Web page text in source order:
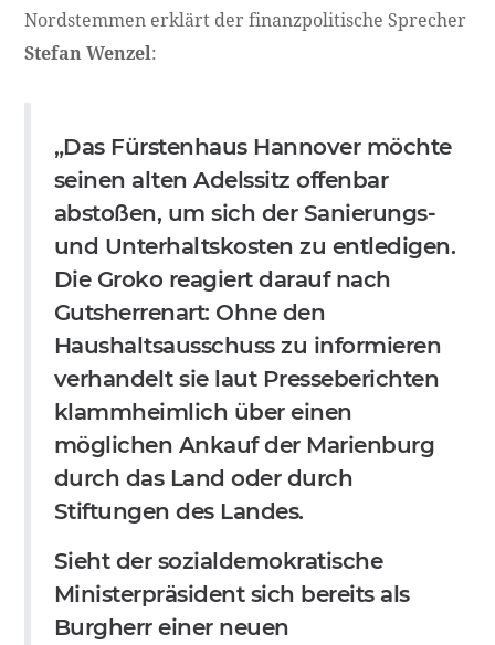
Nordstemmen erklärt der finanzpolitische Sprecher
Stefan Wenzel:
„Das Fürstenhaus Hannover möchte
seinen alten Adelssitz offenbar
abstoßen, um sich der Sanierungs-
und Unterhaltskosten zu entledigen.
Die Groko reagiert darauf nach
Gutsherrenart: Ohne den
Haushaltsausschuss zu informieren
verhandelt sie laut Presseberichten
klammheimlich über einen
möglichen Ankauf der Marienburg
durch das Land oder durch
Stiftungen des Landes.
Sieht der sozialdemokratische
Ministerpräsident sich bereits als
Burgherr einer neuen